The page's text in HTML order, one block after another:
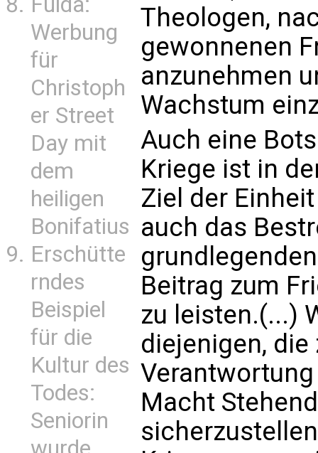
Werbung
für
Christoph
er Street
Day mit
dem
heiligen
Bonifatius
Erschütte
rndes
Beispiel
für die
Kultur des
Todes:
Seniorin
Theologen,
gewonnenen
anzunehmen
Wachstum
Auch eine
Kriege ist in
Ziel der
auch das
Beitrag zum
zu leisten.(...)
diejenigen,
Macht